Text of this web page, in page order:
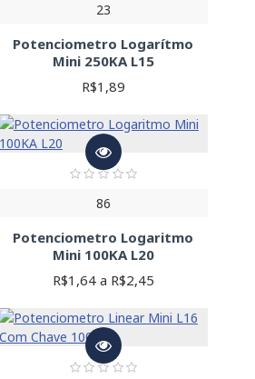
23
Potenciometro Logarítmo
Mini 250KA L15
R$1,89
86
Potenciometro Logaritmo
Mini 100KA L20
R$1,64 a R$2,45